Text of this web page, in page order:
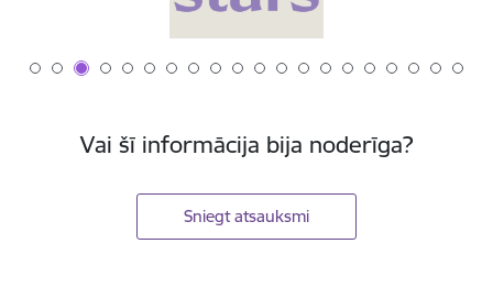
Vai šī informācija bija noderīga?
Sniegt atsauksmi